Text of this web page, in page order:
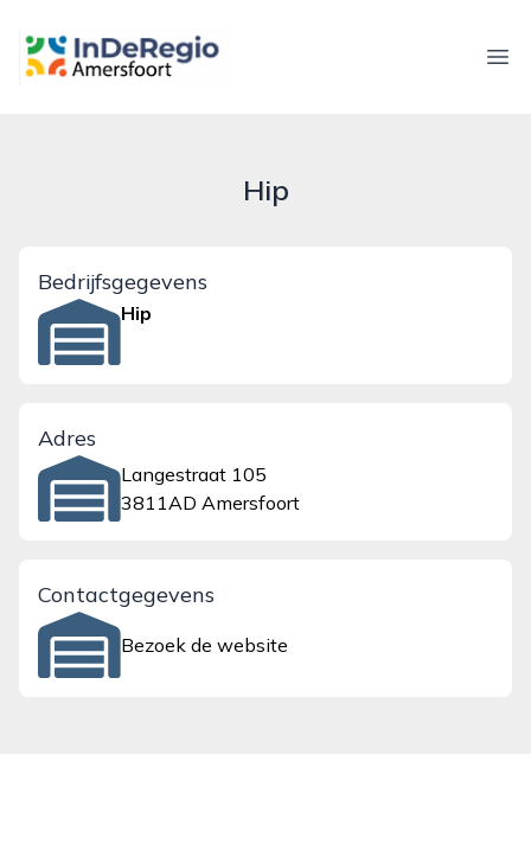
inderegioamersfoort.nl
Hip
Bedrijfsgegevens
Hip
Adres
Langestraat 105
3811AD Amersfoort
Contactgegevens
Bezoek de website